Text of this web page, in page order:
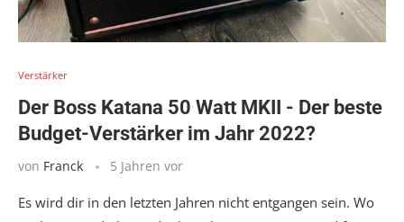
Verstärker
Der Boss Katana 50 Watt MKII - Der beste
Budget-Verstärker im Jahr 2022?
von Franck 5 Jahren vor
Es wird dir in den letzten Jahren nicht entgangen sein. Wo